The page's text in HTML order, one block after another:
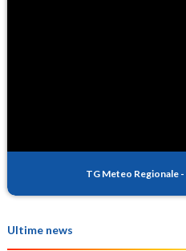
TG Meteo Regionale -
Ultime news